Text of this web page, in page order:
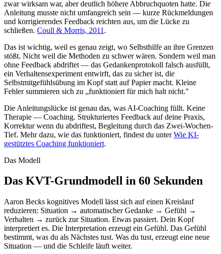
zwar wirksam war, aber deutlich höhere Abbruchquoten hatte. Die
Anleitung musste nicht umfangreich sein — kurze Rückmeldungen
und korrigierendes Feedback reichten aus, um die Lücke zu
schließen. Coull & Morris, 2011 .
Das ist wichtig, weil es genau zeigt, wo Selbsthilfe an ihre Grenzen
stößt. Nicht weil die Methoden zu schwer wären. Sondern weil man
ohne Feedback abdriftet — das Gedankenprotokoll falsch ausfüllt,
ein Verhaltensexperiment entwirft, das zu sicher ist, die
Selbstmitgefühlsübung im Kopf statt auf Papier macht. Kleine
Fehler summieren sich zu „funktioniert für mich halt nicht."
Die Anleitungslücke ist genau das, was AI-Coaching füllt. Keine
Therapie — Coaching. Strukturiertes Feedback auf deine Praxis,
Korrektur wenn du abdriftest, Begleitung durch das Zwei-Wochen-
Tief. Mehr dazu, wie das funktioniert, findest du unterWie KI-
gestütztes Coaching funktioniert.
Das Modell
Das KVT-Grundmodell in 60 Sekunden
Aaron Becks kognitives Modell lässt sich auf einen Kreislauf
reduzieren: Situation → automatischer Gedanke → Gefühl →
Verhalten → zurück zur Situation. Etwas passiert. Dein Kopf
interpretiert es. Die Interpretation erzeugt ein Gefühl. Das Gefühl
bestimmt, was du als Nächstes tust. Was du tust, erzeugt eine neue
Situation — und die Schleife läuft weiter.